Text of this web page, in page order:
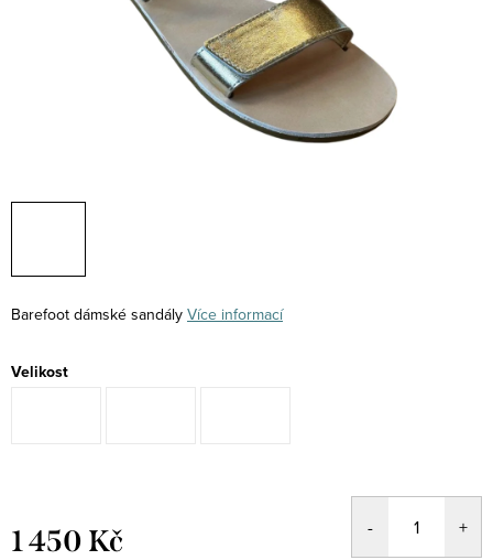
Barefoot dámské sandály Více informací
Velikost
1 450 Kč